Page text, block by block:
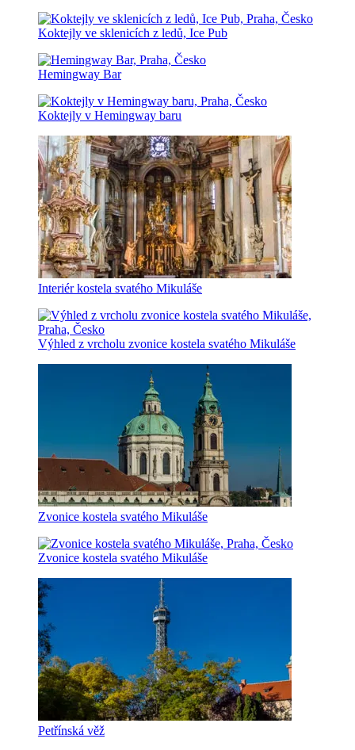
Koktejly ve sklenicích z ledů, Ice Pub
Hemingway Bar
Koktejly v Hemingway baru
Interiér kostela svatého Mikuláše
Výhled z vrcholu zvonice kostela svatého Mikuláše
Zvonice kostela svatého Mikuláše
Zvonice kostela svatého Mikuláše
Petřínská věž